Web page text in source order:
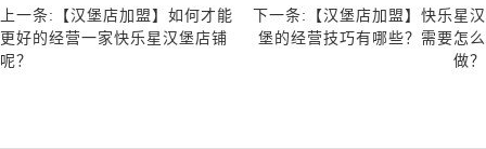
上一条:【汉堡店加盟】如何才能
更好的经营一家快乐星汉堡店铺
呢？
下一条:【汉堡店加盟】快乐星汉
堡的经营技巧有哪些？需要怎么
做？